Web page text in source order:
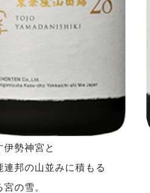
勢神宮と
邦の山並みに積もる
の雪。